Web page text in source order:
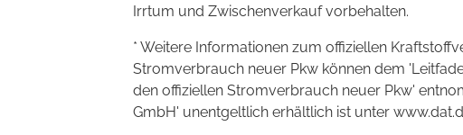
Irrtum und Zwischenverkauf vorbehalten.
* Weitere Informationen zum offiziellen
Stromverbrauch neuer Pkw können dem
den offiziellen Stromverbrauch neuer Pkw'
GmbH' unentgeltlich erhältlich ist unter